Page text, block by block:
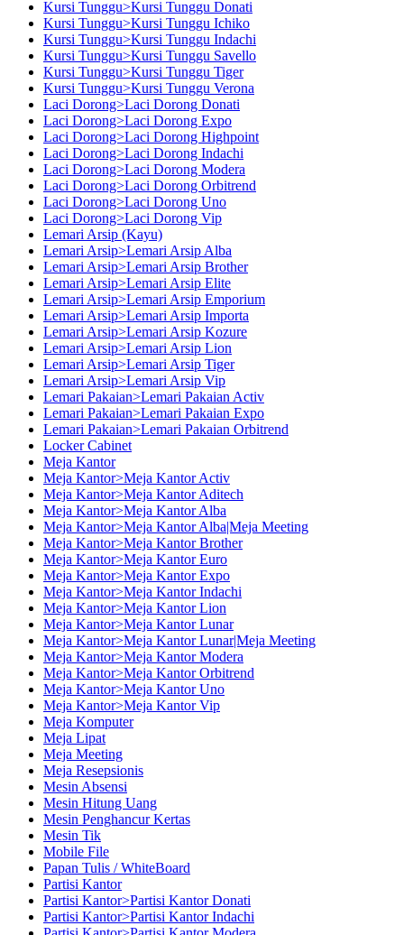
Kursi Tunggu>Kursi Tunggu Donati
Kursi Tunggu>Kursi Tunggu Ichiko
Kursi Tunggu>Kursi Tunggu Indachi
Kursi Tunggu>Kursi Tunggu Savello
Kursi Tunggu>Kursi Tunggu Tiger
Kursi Tunggu>Kursi Tunggu Verona
Laci Dorong>Laci Dorong Donati
Laci Dorong>Laci Dorong Expo
Laci Dorong>Laci Dorong Highpoint
Laci Dorong>Laci Dorong Indachi
Laci Dorong>Laci Dorong Modera
Laci Dorong>Laci Dorong Orbitrend
Laci Dorong>Laci Dorong Uno
Laci Dorong>Laci Dorong Vip
Lemari Arsip (Kayu)
Lemari Arsip>Lemari Arsip Alba
Lemari Arsip>Lemari Arsip Brother
Lemari Arsip>Lemari Arsip Elite
Lemari Arsip>Lemari Arsip Emporium
Lemari Arsip>Lemari Arsip Importa
Lemari Arsip>Lemari Arsip Kozure
Lemari Arsip>Lemari Arsip Lion
Lemari Arsip>Lemari Arsip Tiger
Lemari Arsip>Lemari Arsip Vip
Lemari Pakaian>Lemari Pakaian Activ
Lemari Pakaian>Lemari Pakaian Expo
Lemari Pakaian>Lemari Pakaian Orbitrend
Locker Cabinet
Meja Kantor
Meja Kantor>Meja Kantor Activ
Meja Kantor>Meja Kantor Aditech
Meja Kantor>Meja Kantor Alba
Meja Kantor>Meja Kantor Alba|Meja Meeting
Meja Kantor>Meja Kantor Brother
Meja Kantor>Meja Kantor Euro
Meja Kantor>Meja Kantor Expo
Meja Kantor>Meja Kantor Indachi
Meja Kantor>Meja Kantor Lion
Meja Kantor>Meja Kantor Lunar
Meja Kantor>Meja Kantor Lunar|Meja Meeting
Meja Kantor>Meja Kantor Modera
Meja Kantor>Meja Kantor Orbitrend
Meja Kantor>Meja Kantor Uno
Meja Kantor>Meja Kantor Vip
Meja Komputer
Meja Lipat
Meja Meeting
Meja Resepsionis
Mesin Absensi
Mesin Hitung Uang
Mesin Penghancur Kertas
Mesin Tik
Mobile File
Papan Tulis / WhiteBoard
Partisi Kantor
Partisi Kantor>Partisi Kantor Donati
Partisi Kantor>Partisi Kantor Indachi